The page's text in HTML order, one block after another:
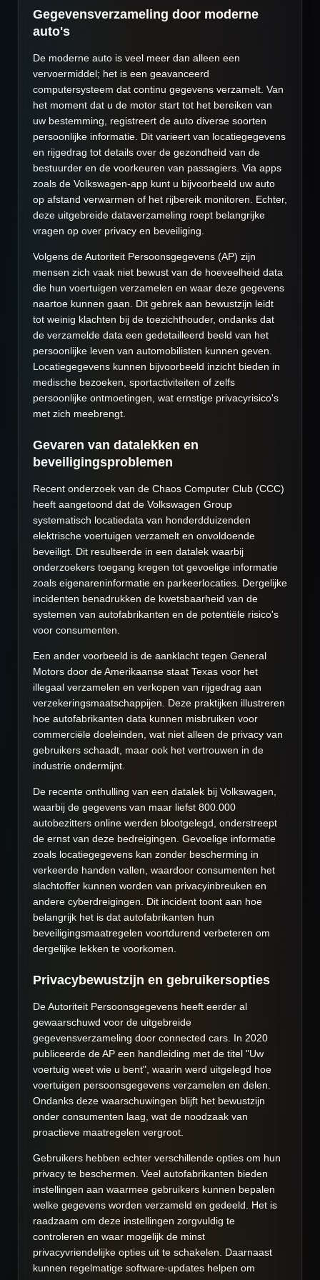
Gegevensverzameling door moderne
auto's
De moderne auto is veel meer dan alleen een
vervoermiddel; het is een geavanceerd
computersysteem dat continu gegevens verzamelt. Van
het moment dat u de motor start tot het bereiken van
uw bestemming, registreert de auto diverse soorten
persoonlijke informatie. Dit varieert van locatiegegevens
en rijgedrag tot details over de gezondheid van de
bestuurder en de voorkeuren van passagiers. Via apps
zoals de Volkswagen-app kunt u bijvoorbeeld uw auto
op afstand verwarmen of het rijbereik monitoren. Echter,
deze uitgebreide dataverzameling roept belangrijke
vragen op over privacy en beveiliging.
Volgens de Autoriteit Persoonsgegevens (AP) zijn
mensen zich vaak niet bewust van de hoeveelheid data
die hun voertuigen verzamelen en waar deze gegevens
naartoe kunnen gaan. Dit gebrek aan bewustzijn leidt
tot weinig klachten bij de toezichthouder, ondanks dat
de verzamelde data een gedetailleerd beeld van het
persoonlijke leven van automobilisten kunnen geven.
Locatiegegevens kunnen bijvoorbeeld inzicht bieden in
medische bezoeken, sportactiviteiten of zelfs
persoonlijke ontmoetingen, wat ernstige privacyrisico's
met zich meebrengt.
Gevaren van datalekken en
beveiligingsproblemen
Recent onderzoek van de Chaos Computer Club (CCC)
heeft aangetoond dat de Volkswagen Group
systematisch locatiedata van honderdduizenden
elektrische voertuigen verzamelt en onvoldoende
beveiligt. Dit resulteerde in een datalek waarbij
onderzoekers toegang kregen tot gevoelige informatie
zoals eigenareninformatie en parkeerlocaties. Dergelijke
incidenten benadrukken de kwetsbaarheid van de
systemen van autofabrikanten en de potentiële risico's
voor consumenten.
Een ander voorbeeld is de aanklacht tegen General
Motors door de Amerikaanse staat Texas voor het
illegaal verzamelen en verkopen van rijgedrag aan
verzekeringsmaatschappijen. Deze praktijken illustreren
hoe autofabrikanten data kunnen misbruiken voor
commerciële doeleinden, wat niet alleen de privacy van
gebruikers schaadt, maar ook het vertrouwen in de
industrie ondermijnt.
De recente onthulling van een datalek bij Volkswagen,
waarbij de gegevens van maar liefst 800.000
autobezitters online werden blootgelegd, onderstreept
de ernst van deze bedreigingen. Gevoelige informatie
zoals locatiegegevens kan zonder bescherming in
verkeerde handen vallen, waardoor consumenten het
slachtoffer kunnen worden van privacyinbreuken en
andere cyberdreigingen. Dit incident toont aan hoe
belangrijk het is dat autofabrikanten hun
beveiligingsmaatregelen voortdurend verbeteren om
dergelijke lekken te voorkomen.
Privacybewustzijn en gebruikersopties
De Autoriteit Persoonsgegevens heeft eerder al
gewaarschuwd voor de uitgebreide
gegevensverzameling door connected cars. In 2020
publiceerde de AP een handleiding met de titel "Uw
voertuig weet wie u bent", waarin werd uitgelegd hoe
voertuigen persoonsgegevens verzamelen en delen.
Ondanks deze waarschuwingen blijft het bewustzijn
onder consumenten laag, wat de noodzaak van
proactieve maatregelen vergroot.
Gebruikers hebben echter verschillende opties om hun
privacy te beschermen. Veel autofabrikanten bieden
instellingen aan waarmee gebruikers kunnen bepalen
welke gegevens worden verzameld en gedeeld. Het is
raadzaam om deze instellingen zorgvuldig te
controleren en waar mogelijk de minst
privacyvriendelijke opties uit te schakelen. Daarnaast
kunnen regelmatige software-updates helpen om